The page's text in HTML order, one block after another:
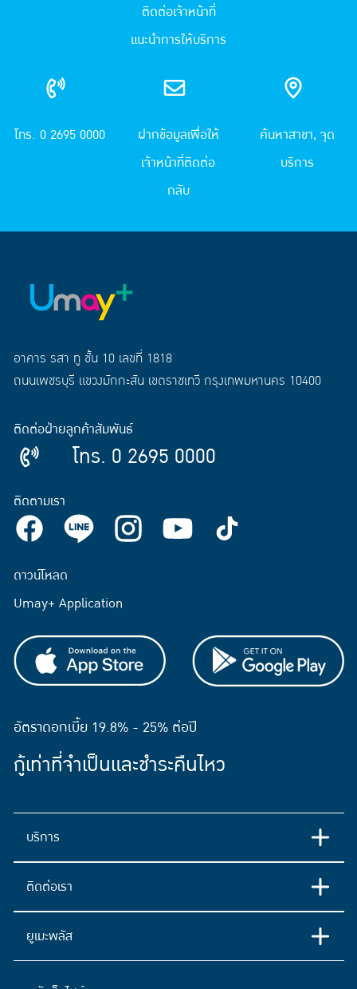
ติดต่อเจ้าหน้าที่
แนะนำการให้บริการ
โทร. 0 2695 0000
ฝากข้อมูลเพื่อให้
เจ้าหน้าที่ติดต่อ
กลับ
ค้นหาสาขา, จุด
บริการ
อาคาร รสา ทู ชั้น 10 เลขที่ 1818
ถนนเพชรบุรี แขวงมักกะสัน เขตราชเทวี กรุงเทพมหานคร 10400
ติดต่อฝ่ายลูกค้าสัมพันธ์
โทร. 0 2695 0000
ติดตามเรา
ดาวน์โหลด
Umay+ Application
อัตราดอกเบี้ย 19.8% - 25% ต่อปี
กู้เท่าที่จำเป็นและชำระคืนไหว
บริการ
ติดต่อเรา
ยูเมะพลัส